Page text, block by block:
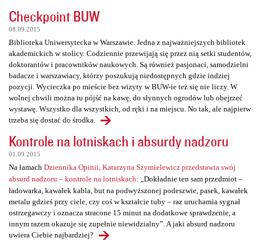
Checkpoint BUW
08.09.2015
Biblioteka Uniwersytecka w Warszawie. Jedna z najważniejszych bibliotek
akademickich w stolicy. Codziennie przewijają się przez nią setki studentów,
doktorantów i pracowników naukowych. Są również pasjonaci, samodzielni
badacze i warszawiacy, którzy poszukują niedostępnych gdzie indziej
pozycji. Wycieczka po mieście bez wizyty w BUW-ie też się nie liczy. W
wolnej chwili można tu pójść na kawę, do słynnych ogrodów lub obejrzeć
wystawę. Wszystko dla wszystkich, od ręki i na miejscu. No tak, ale najpierw
trzeba się dostać do środka.
Kontrole na lotniskach i absurdy nadzoru
01.09.2015
Na łamach Dziennika Opinii, Katarzyna Szymielewicz przedstawia swój
absurd nadzoru – kontrole na lotniskach: „Dokładnie ten sam przedmiot –
ładowarka, kawałek kabla, but na podwyższonej podeszwie, pasek, kawałek
metalu gdzieś przy ciele, czy coś w kształcie tuby – raz uruchamia sygnał
ostrzegawczy i oznacza stracone 15 minut na dodatkowe sprawdzenie, a
innym razem okazuje się zupełnie niewidzialny”. A jaki absurd nadzoru
uwiera Ciebie najbardziej?